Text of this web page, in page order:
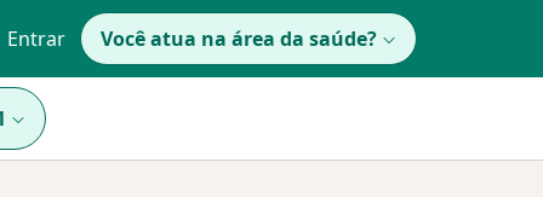
Entrar Você atua na área da saúde?